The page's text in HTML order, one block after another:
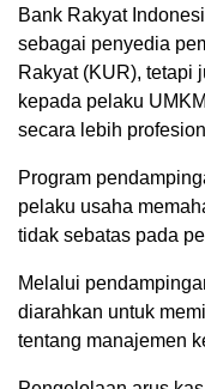
Bank Rakyat
sebagai penyedia
Rakyat (KUR), tetapi
kepada pelaku
secara lebih
Program
pelaku usaha
tidak sebatas pada
Melalui
diarahkan untuk
tentang manajemen